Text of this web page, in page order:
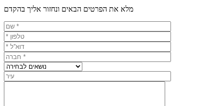
מלא את הפרטים הבאים ונחזור אליך בהקדם